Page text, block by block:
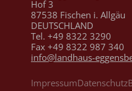
Hof 3
87538 Fischen i. Allgäu
DEUTSCHLAND
Tel. +49 8322 3290
Fax +49 8322 987 340
info@landhaus-
ImpressumDatenschutz